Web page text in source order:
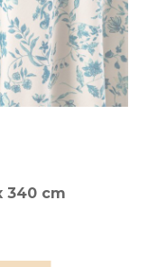
340 cm